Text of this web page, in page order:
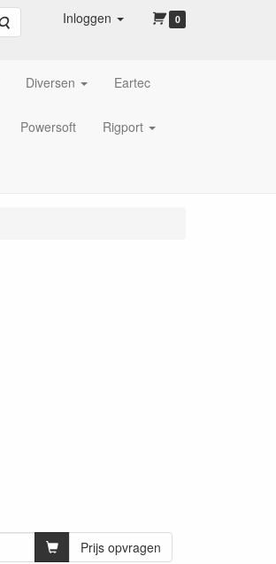
Zoeken Inloggen 0
Diversen Eartec
Powersoft Rigport
Prijs opvragen